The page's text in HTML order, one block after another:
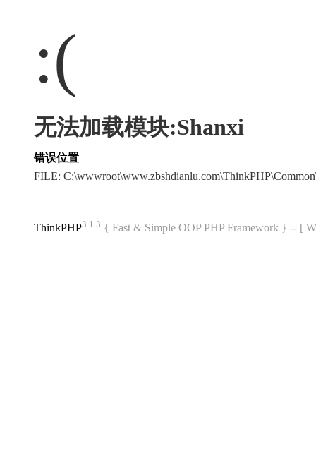
:(
无法加载模块:Shanxi
错误位置
FILE:
ThinkPHP3.1.3 { Fast & Simple OOP PHP Framework } -- [